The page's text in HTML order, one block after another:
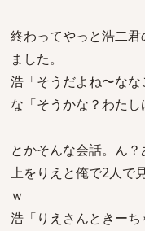
終わってやっと浩二
ました。
浩「そうだよね〜なな
な「そうかな？わたし
とかそんな会話。ん？
上をりえと俺で2人で
ｗ
浩「りえさんときーち